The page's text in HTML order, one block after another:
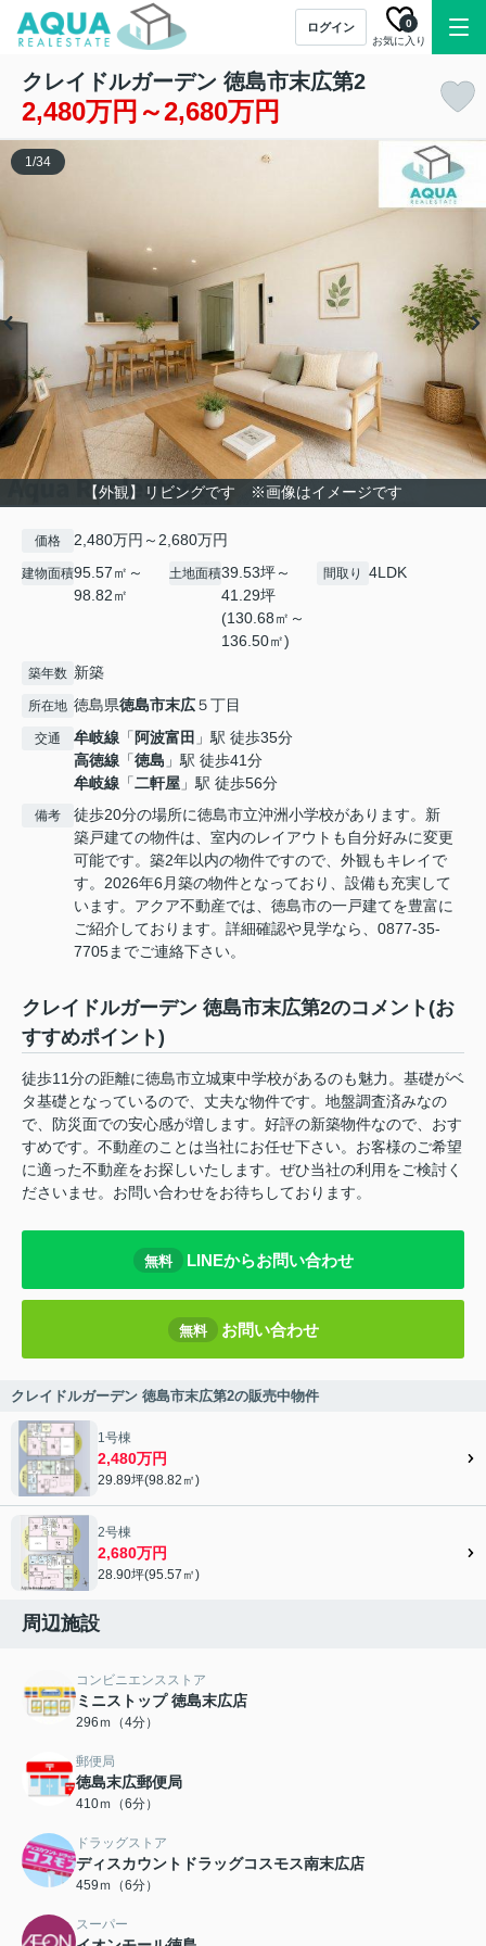
ログイン
お気に入り
0
クレイドルガーデン 徳島市末広第2
2,480万円～2,680万円
【外観】リビングです ※画像はイメージです
1/34
価格 2,480万円～2,680万円
建物面積95.57㎡～
98.82㎡
土地面積39.53坪～
41.29坪
(130.68㎡～
136.50㎡)
間取り 4LDK
築年数 新築
所在地 徳島県徳島市末広５丁目
交通 牟岐線 「 阿波富田 」駅 徒歩35分
高徳線 「徳島 」駅 徒歩41分
牟岐線 「二軒屋 」駅 徒歩56分
備考
徒歩20分の場所に徳島市立沖洲小学校があります。新
築戸建ての物件は、室内のレイアウトも自分好みに変更
可能です。築2年以内の物件ですので、外観もキレイで
す。2026年6月築の物件となっており、設備も充実して
います。アクア不動産では、徳島市の一戸建てを豊富に
ご紹介しております。詳細確認や見学なら、0877-35-
7705までご連絡下さい。
クレイドルガーデン 徳島市末広第2のコメント(お
すすめポイント)
徒歩11分の距離に徳島市立城東中学校があるのも魅力。基礎がベ
タ基礎となっているので、丈夫な物件です。地盤調査済みなの
で、防災面での安心感が増します。好評の新築物件なので、おす
すめです。不動産のことは当社にお任せ下さい。お客様のご希望
に適った不動産をお探しいたします。ぜひ当社の利用をご検討く
ださいませ。お問い合わせをお待ちしております。
無料 LINEからお問い合わせ
無料 お問い合わせ
クレイドルガーデン 徳島市末広第2の販売中物件
1号棟
2,480万円
29.89坪(98.82㎡)
2号棟
2,680万円
28.90坪(95.57㎡)
周辺施設
コンビニエンスストア
ミニストップ 徳島末広店
296ｍ（4分）
郵便局
徳島末広郵便局
410ｍ（6分）
ドラッグストア
ディスカウントドラッグコスモス南末広店
459ｍ（6分）
スーパー